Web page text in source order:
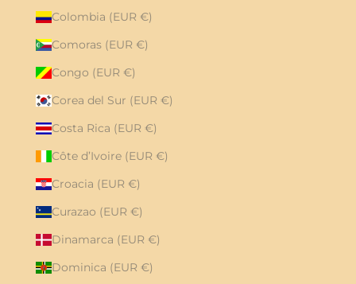
Colombia (EUR €)
Comoras (EUR €)
Congo (EUR €)
Corea del Sur (EUR €)
Costa Rica (EUR €)
Côte d’Ivoire (EUR €)
Croacia (EUR €)
Curazao (EUR €)
Dinamarca (EUR €)
Dominica (EUR €)